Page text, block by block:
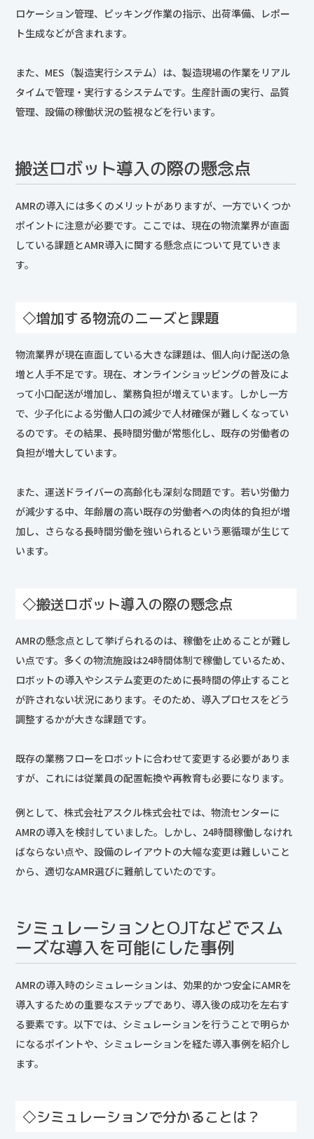
ロケーション管理、ピッキング作業の指示、出荷準備、レポー
ト生成などが含まれます。
また、MES（製造実行システム）は、製造現場の作業をリアル
タイムで管理・実行するシステムです。生産計画の実行、品質
管理、設備の稼働状況の監視などを行います。
搬送ロボット導入の際の懸念点
AMRの導入には多くのメリットがありますが、一方でいくつか
ポイントに注意が必要です。ここでは、現在の物流業界が直面
している課題とAMR導入に関する懸念点について見ていきま
す。
◇増加する物流のニーズと課題
物流業界が現在直面している大きな課題は、個人向け配送の急
増と人手不足です。現在、オンラインショッピングの普及によ
って小口配送が増加し、業務負担が増えています。しかし一方
で、少子化による労働人口の減少で人材確保が難しくなってい
るのです。その結果、長時間労働が常態化し、既存の労働者の
負担が増大しています。
また、運送ドライバーの高齢化も深刻な問題です。若い労働力
が減少する中、年齢層の高い既存の労働者への肉体的負担が増
加し、さらなる長時間労働を強いられるという悪循環が生じて
います。
◇搬送ロボット導入の際の懸念点
AMRの懸念点として挙げられるのは、稼働を止めることが難し
い点です。多くの物流施設は24時間体制で稼働しているため、
ロボットの導入やシステム変更のために長時間の停止すること
が許されない状況にあります。そのため、導入プロセスをどう
調整するかが大きな課題です。
既存の業務フローをロボットに合わせて変更する必要がありま
すが、これには従業員の配置転換や再教育も必要になります。
例として、株式会社アスクル株式会社では、物流センターに
AMRの導入を検討していました。しかし、24時間稼働しなけれ
ばならない点や、設備のレイアウトの大幅な変更は難しいこと
から、適切なAMR選びに難航していたのです。
シミュレーションとOJTなどでスム
ーズな導入を可能にした事例
AMRの導入時のシミュレーションは、効果的かつ安全にAMRを
導入するための重要なステップであり、導入後の成功を左右す
る要素です。以下では、シミュレーションを行うことで明らか
になるポイントや、シミュレーションを経た導入事例を紹介し
ます。
◇シミュレーションで分かることは？